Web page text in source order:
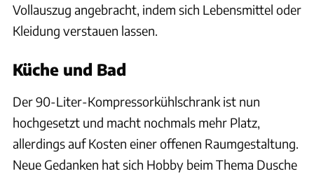
Vollauszug angebracht, indem sich Lebensmittel oder
Kleidung verstauen lassen.
Küche und Bad
Der 90-Liter-Kompressorkühlschrank ist nun
hochgesetzt und macht nochmals mehr Platz,
allerdings auf Kosten einer offenen Raumgestaltung.
Neue Gedanken hat sich Hobby beim Thema Dusche